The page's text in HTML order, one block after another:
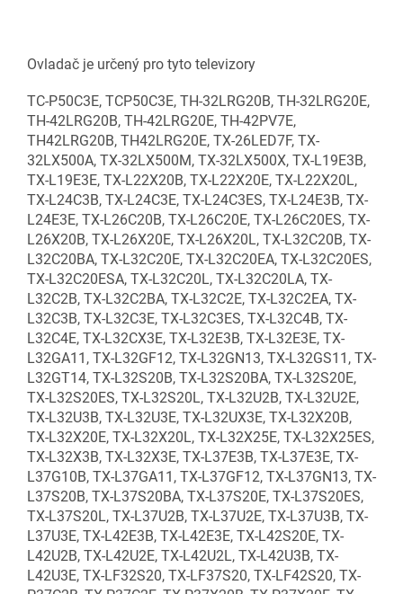
Ovladač je určený pro tyto televizory
TC-P50C3E, TCP50C3E, TH-32LRG20B, TH-32LRG20E,
TH-42LRG20B, TH-42LRG20E, TH-42PV7E,
TH42LRG20B, TH42LRG20E, TX-26LED7F, TX-
32LX500A, TX-32LX500M, TX-32LX500X, TX-L19E3B,
TX-L19E3E, TX-L22X20B, TX-L22X20E, TX-L22X20L,
TX-L24C3B, TX-L24C3E, TX-L24C3ES, TX-L24E3B, TX-
L24E3E, TX-L26C20B, TX-L26C20E, TX-L26C20ES, TX-
L26X20B, TX-L26X20E, TX-L26X20L, TX-L32C20B, TX-
L32C20BA, TX-L32C20E, TX-L32C20EA, TX-L32C20ES,
TX-L32C20ESA, TX-L32C20L, TX-L32C20LA, TX-
L32C2B, TX-L32C2BA, TX-L32C2E, TX-L32C2EA, TX-
L32C3B, TX-L32C3E, TX-L32C3ES, TX-L32C4B, TX-
L32C4E, TX-L32CX3E, TX-L32E3B, TX-L32E3E, TX-
L32GA11, TX-L32GF12, TX-L32GN13, TX-L32GS11, TX-
L32GT14, TX-L32S20B, TX-L32S20BA, TX-L32S20E,
TX-L32S20ES, TX-L32S20L, TX-L32U2B, TX-L32U2E,
TX-L32U3B, TX-L32U3E, TX-L32UX3E, TX-L32X20B,
TX-L32X20E, TX-L32X20L, TX-L32X25E, TX-L32X25ES,
TX-L32X3B, TX-L32X3E, TX-L37E3B, TX-L37E3E, TX-
L37G10B, TX-L37GA11, TX-L37GF12, TX-L37GN13, TX-
L37S20B, TX-L37S20BA, TX-L37S20E, TX-L37S20ES,
TX-L37S20L, TX-L37U2B, TX-L37U2E, TX-L37U3B, TX-
L37U3E, TX-L42E3B, TX-L42E3E, TX-L42S20E, TX-
L42U2B, TX-L42U2E, TX-L42U2L, TX-L42U3B, TX-
L42U3E, TX-LF32S20, TX-LF37S20, TX-LF42S20, TX-